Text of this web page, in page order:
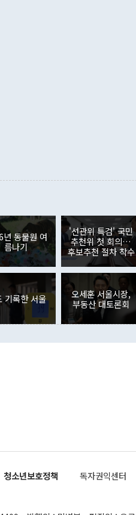
. 또 "현 시점에서 흘러간 선(先)
력을 확보하기 위해 최선을 다할
는 게 과연 한반도의 평화와 안
브리핑에서 정 장관이 언급한
디보스토크에서 열리는 '동방경
(참석을) 검토하고 있다"고 발
의 몫"이라며 "아직 거기까지
이날 소개한 대북 구상과 설명은
제가 있다. 특히 주적 표현 대
담 추진 등은 통일부 장관이 결
오고 있다. 이 대통령은 정 장관
발표했다고 승인난 건 아니
정 장관의 발언 내용은 대부분
안이 아닌 정 장관의 개인적 생각
의 공식 정책이 아닌 사안을 추
에서 '국군통수권자가 나서야
선비핵화를 공식적으로 요구
뤄졌다. 1994년 북·미 제네바
한 전직 관료는 "모든 북핵 협상
로 1000억달러를 넘어섰다. 상
퓨터·주변기기(SSD)는
었으며 비IT 품목도 ▲석유제품
산권사용료수지는 전월 흑자에
득수지는 배당소득을 중심으로
난 데다 전월 분기배당에 따른
억9000만달러)을 넘어선 것이
억1000만달러, 외국인의 국내
투자에서는 외국인의 국내 주
자는 차익실현 매도 등의 영향
억5000만달러)에 이어 역대
국내 채권투자는 세계국채지
향으로 증가 폭이 줄어든 52
증권투자는 주식을 중심으로
년 동물원 여
름나기
'선관위 특검' 국민
추천위 첫 회의…
후보추천 절차 착수
기록한 서울
오세훈 서울시장,
부동산 대토론회
청소년보호정책 독자권익센터